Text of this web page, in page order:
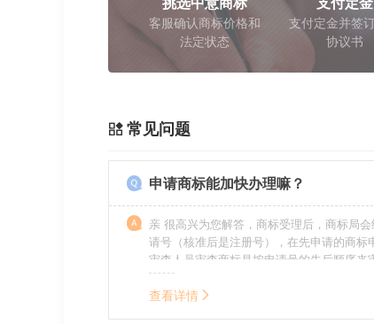
客服确认商标价格和
法定状态
支付定金并签
协议书
常见问题
申请商标能加快办理嘛？
亲 很高兴为您解答，商标受理后，商标局
请号（核准后是注册号），在先申请的商标
审查人员审查商标是按申请号的先后顺序来
特殊情况（受理案件需要，被异议等），不
前。
查看详情